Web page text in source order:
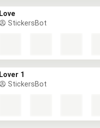
Love
StickersBot
Lover 1
StickersBot